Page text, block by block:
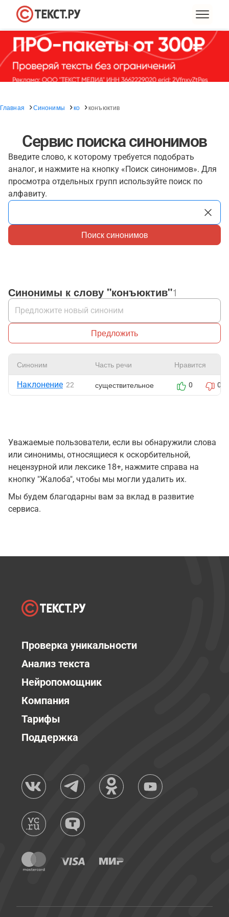
Главная Синонимы ко конъюктив
Сервис поиска синонимов
Введите слово, к которому требуется подобрать
аналог, и нажмите на кнопку «Поиск синонимов». Для
просмотра отдельных групп используйте поиск по
алфавиту.
Поиск синонимов
Синонимы к слову "конъюктив"1
Предложить
Синоним Часть речи Нравится
Наклонение 22 существительное 0 0
Уважаемые пользователи, если вы обнаружили слова
или синонимы, относящиеся к оскорбительной,
нецензурной или лексике 18+, нажмите справа на
кнопку "Жалоба", чтобы мы могли удалить их.
Мы будем благодарны вам за вклад в развитие
сервиса.
Проверка уникальности
Анализ текста
Нейропомощник
Компания
Тарифы
Поддержка